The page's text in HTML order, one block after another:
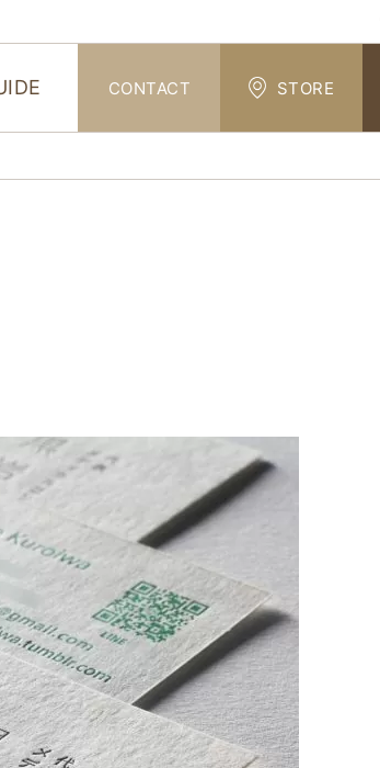
CONTACT STORE